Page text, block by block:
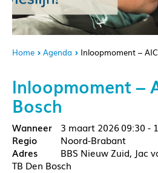
Home Agenda Inloopmoment –
Inloopmoment –
Bosch
3 maart 202609:30 -
Noord-Brabant
BBS Nieuw Zuid, Jac
TB Den Bosch